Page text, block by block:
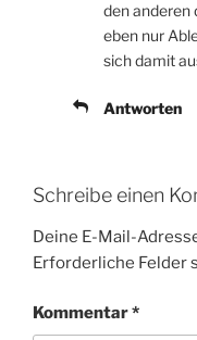
den anderen
eben nur
sich damit
Antworten
Schreibe einen
Deine E-Mail-
Erforderliche Felder
Kommentar*